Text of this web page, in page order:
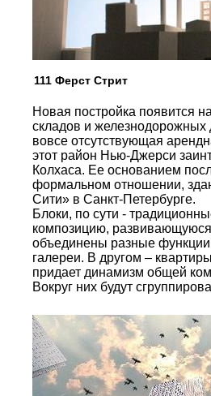
111 Ферст Стрит
Новая постройка появится
складов и
вовсе отсутствующая
этот район Нью-Джерси
Колхаса. Ее основанием
формальном отношении,
Сити» в Санкт-Петербурге.
Блоки, по сути -
композицию, развивающуюся
объединены разные
галереи. В другом –
придает динамизм общей
Вокруг них будут